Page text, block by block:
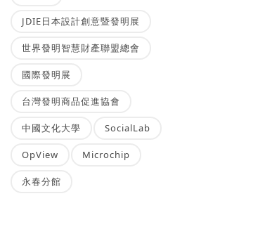
JDIE日本設計創意暨發明展
世界發明智慧財產聯盟總會
國際發明展
台灣發明商品促進協會
中國文化大學 SocialLab
OpView Microchip
永春分館